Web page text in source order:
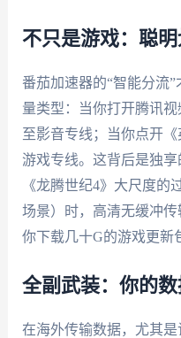
不只是游戏：聪
番茄加速器的“智能分流
量类型：当你打开腾讯
至影音专线；当你点开
游戏专线。这背后是独
《龙腾世纪4》大尺度的
场景）时，高清无缓冲
你下载几十G的游戏更新
全副武装：你的
在海外传输数据，尤其